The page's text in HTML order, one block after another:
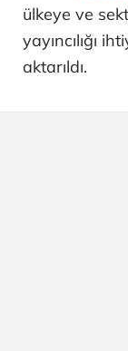
ülkeye ve
yayıncılığı
aktarıldı.